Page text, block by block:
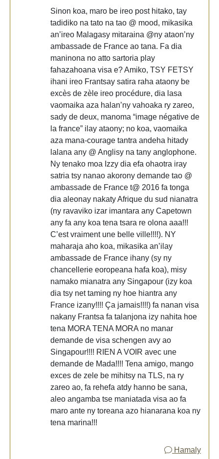
Sinon koa, maro be ireo post hitako, tay
tadidiko na tato na tao @ mood, mikasika
an’ireo Malagasy mitaraina @ny ataon’ny
ambassade de France ao tana. Fa dia
maninona no atto sartoria play
fahazahoana visa e? Amiko, TSY FETSY
ihani ireo Frantsay satira raha ataony be
excès de zèle ireo procédure, dia lasa
vaomaika aza halan’ny vahoaka ry zareo,
sady de deux, manoma “image négative de
la france” ilay ataony; no koa, vaomaika
aza mana-courage tantra andeha hitady
lalana any @ Anglisy na tany anglophone.
Ny tenako moa Izzy dia efa ohaotra iray
satria tsy nanao akorony demande tao @
ambassade de France t@ 2016 fa tonga
dia aleonay nakaty Afrique du sud nianatra
(ny ravaviko izar imantara any Capetown
any fa any koa tena tsara re olona aaa!!!
C’est vraiment une belle ville!!!!). NY
maharaja aho koa, mikasika an’ilay
ambassade de France ihany (sy ny
chancellerie eoropeana hafa koa), misy
namako mianatra any Singapour (izy koa
dia tsy net taming ny hoe hiantra any
France izany!!!! Ça jamais!!!!) fa nanan visa
nakany Frantsa fa talanjona izy nahita hoe
tena MORA TENA MORA no manar
demande de visa schengen avy ao
Singapour!!!! RIEN A VOIR avec une
demande de Mada!!!! Tena amigo, mango
exces de zele be mihitsy na TLS, na ry
zareo ao, fa rehefa atdy hanno be sana,
aleo angamba tse maniatada visa ao fa
maro ante ny toreana azo hianarana koa ny
tena marina!!!
Hamaly